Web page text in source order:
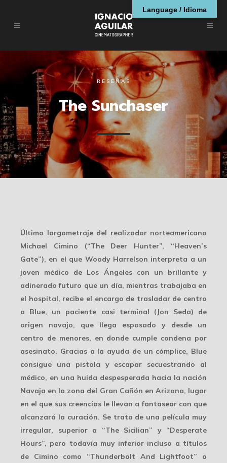
RESEÑAS
The Sunchaser
Último largometraje del realizador norteamericano
Michael Cimino (“The Deer Hunter”, “Heaven’s
Gate”), en el que Woody Harrelson interpreta a un
joven médico de Los Ángeles con un brillante y
adinerado futuro que un día, mientras trabajaba en
el hospital, recibe el encargo de trasladar de centro
a Blue, un paciente casi terminal (Jon Seda) de
origen navajo, que llega esposado y desde un
centro de menores, en donde cumple condena por
asesinato. Gracias a la ayuda de un cómplice, Blue
consigue una pistola y escapar secuestrando al
médico, en una huida despesperada hacia la nación
Navaja en la zona del Gran Cañón en Arizona, lugar
en el que sus creencias le llevan a fantasear con que
alcanzará la curación. Se trata de una película muy
irregular, superior a “The Sicilian” y “Desperate
Hours”, pero todavía muy inferior incluso a títulos
de Cimino como “Thunderbolt And Lightfoot” o
Language / Idioma